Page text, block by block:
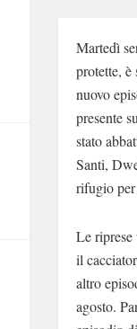
Martedì
protette,
nuovo
presente
stato
Santi,
rifugio
Le riprese
il
altro
agosto.